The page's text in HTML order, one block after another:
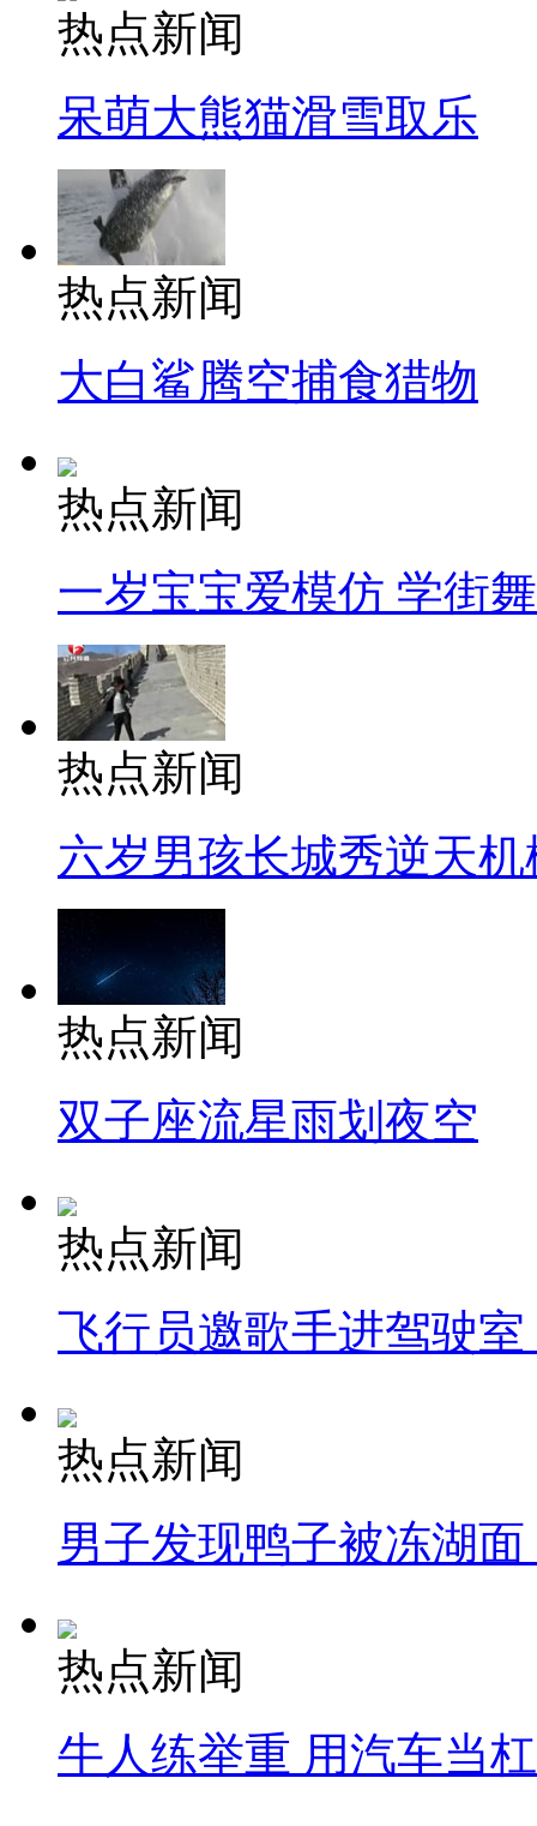
热点新闻
呆萌大熊猫滑雪取乐
热点新闻
大白鲨腾空捕食猎物
热点新闻
一岁宝宝爱模仿 学街
热点新闻
六岁男孩长城秀逆天机
热点新闻
双子座流星雨划夜空
热点新闻
飞行员邀歌手进驾驶
热点新闻
男子发现鸭子被冻湖
热点新闻
牛人练举重 用汽车当